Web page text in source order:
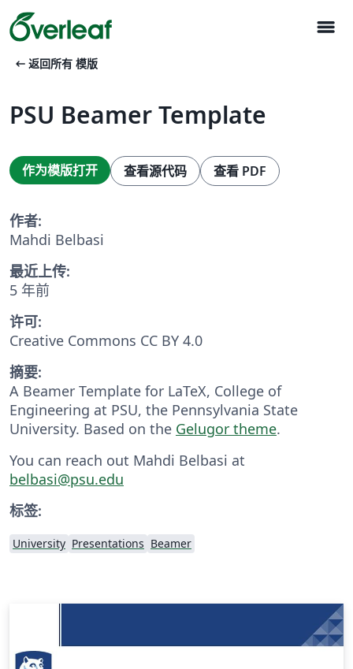
menu
arrow_left_alt 返回所有 模版
PSU Beamer Template
作为模版打开 查看源代码 查看 PDF
作者:
Mahdi Belbasi
最近上传:
5 年前
许可:
Creative Commons CC BY 4.0
摘要:
A Beamer Template for LaTeX, College of
Engineering at PSU, the Pennsylvania State
University. Based on the Gelugor theme.
You can reach out Mahdi Belbasi at
belbasi@psu.edu
标签:
University Presentations Beamer